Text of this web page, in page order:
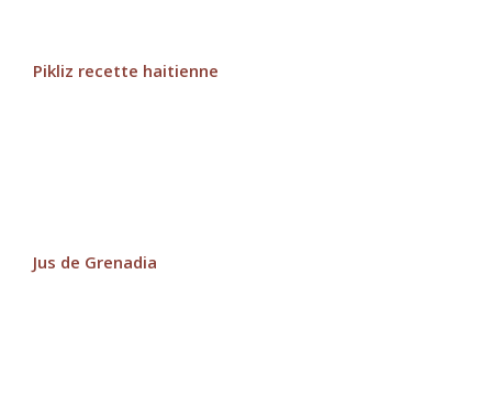
Pikliz recette haitienne
Jus de Grenadia